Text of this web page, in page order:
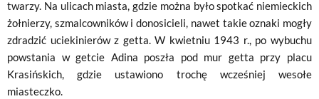
twarzy. Na ulicach miasta, gdzie można było spotkać niemieckich
żołnierzy, szmalcowników i donosicieli, nawet takie oznaki mogły
zdradzić uciekinierów z getta. W kwietniu 1943 r., po wybuchu
powstania w getcie Adina poszła pod mur getta przy placu
Krasińskich, gdzie ustawiono trochę wcześniej wesołe
miasteczko.